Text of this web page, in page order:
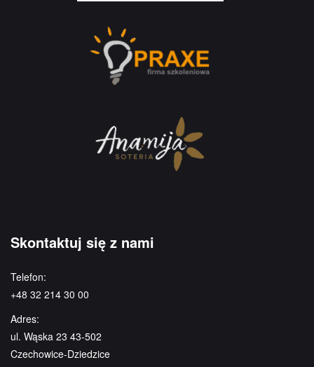
Skontaktuj się z nami
Telefon:
+48 32 214 30 00
Adres:
ul. Wąska 23 43-502
Czechowice-Dziedzice